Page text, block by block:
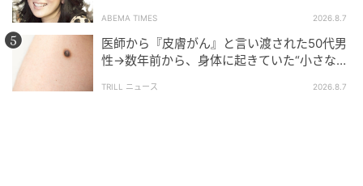
ウーマンエキサイト
ABEMA TIMES 2026.8.7
医師から『皮膚がん』と言い渡された50代男
性→数年前から、身体に起きていた“小さな異
TRILL ニュース 2026.8.7